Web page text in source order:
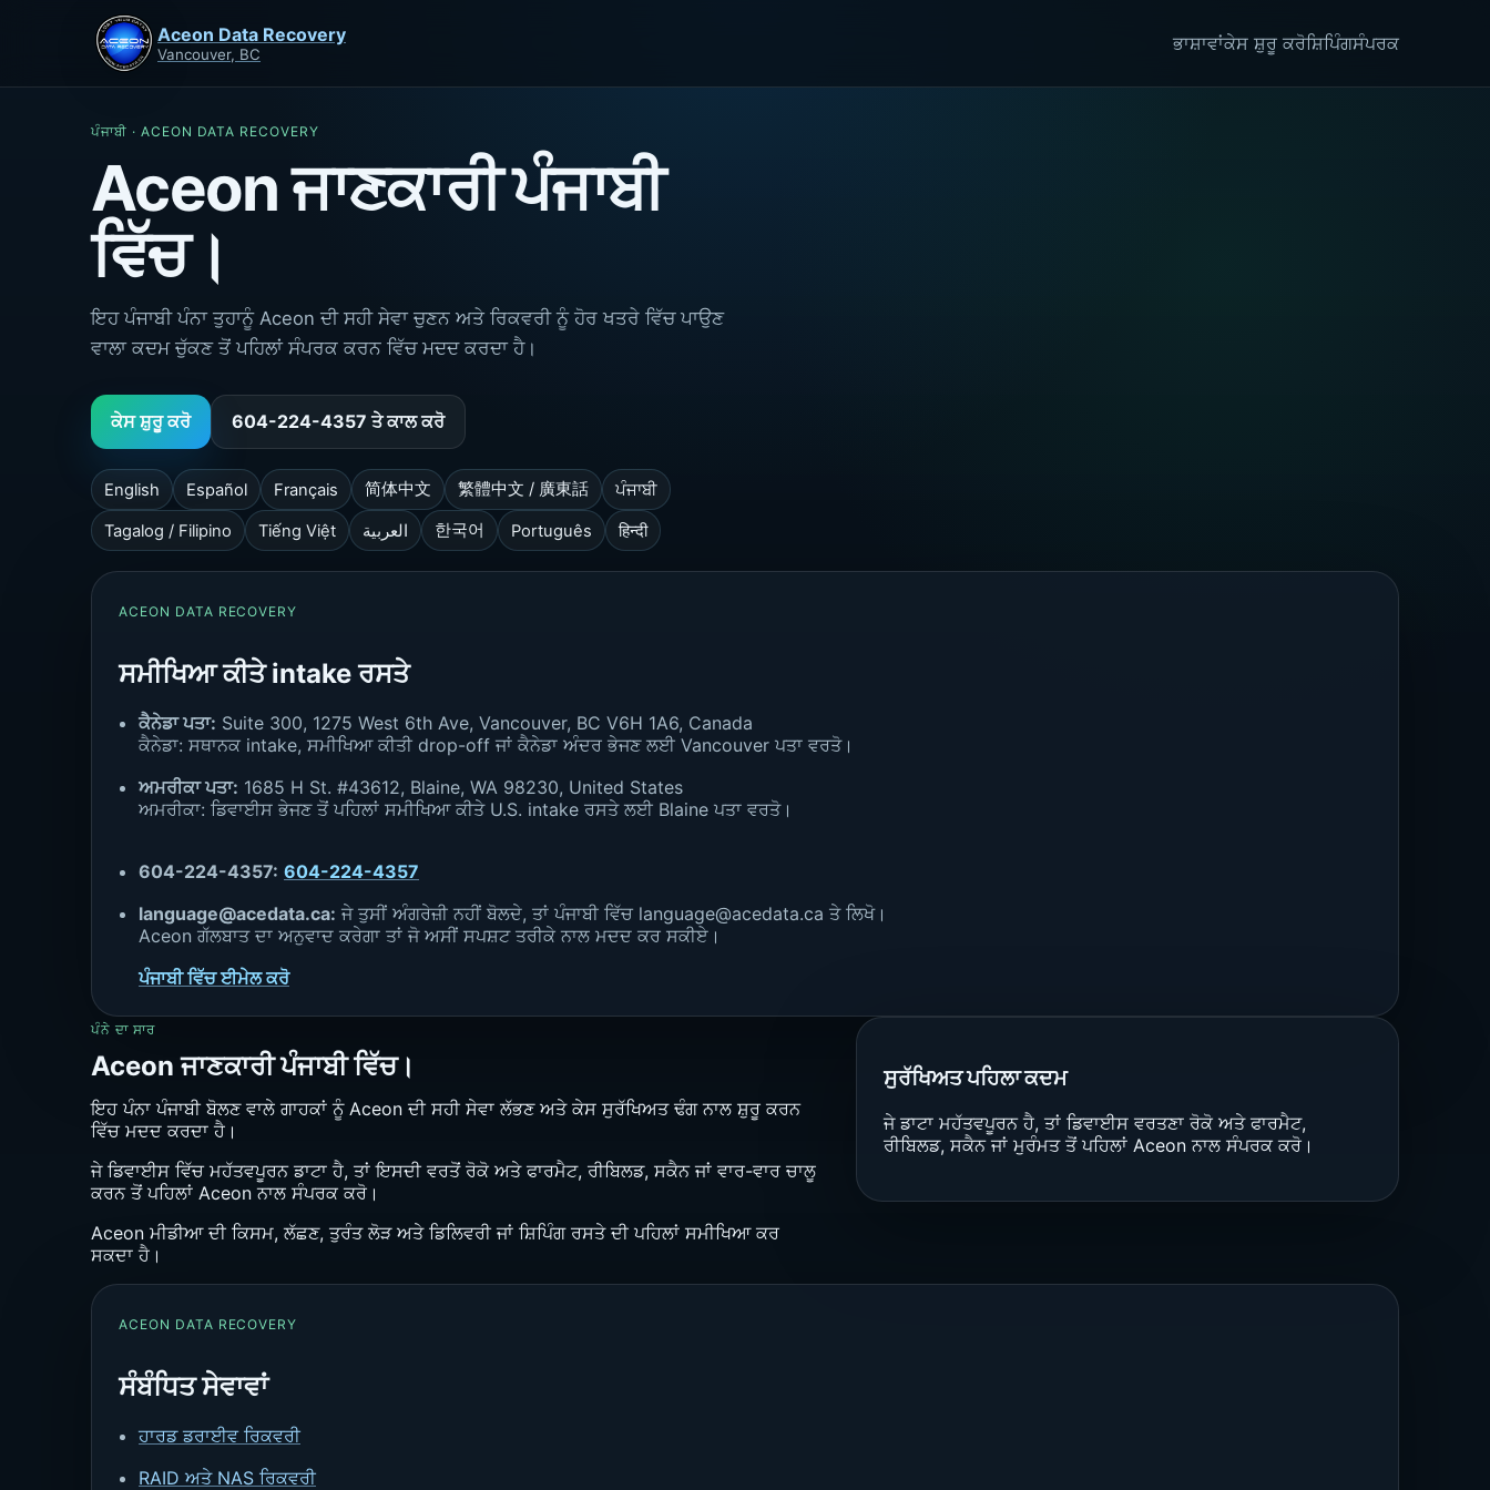
Aceon Data Recovery
Vancouver, BC ਭਾਸ਼ਾਵਾਂਕੇਸ ਸ਼ੁਰੂ ਕਰੋਸ਼ਿਪਿੰਗਸੰਪਰਕ
ਪੰਜਾਬੀ · ACEON DATA RECOVERY
Aceon ਜਾਣਕਾਰੀ ਪੰਜਾਬੀ
ਵਿੱਚ।
ਇਹ ਪੰਜਾਬੀ ਪੰਨਾ ਤੁਹਾਨੂੰ Aceon ਦੀ ਸਹੀ ਸੇਵਾ ਚੁਣਨ ਅਤੇ ਰਿਕਵਰੀ ਨੂੰ ਹੋਰ ਖਤਰੇ ਵਿੱਚ ਪਾਉਣ
ਵਾਲਾ ਕਦਮ ਚੁੱਕਣ ਤੋਂ ਪਹਿਲਾਂ ਸੰਪਰਕ ਕਰਨ ਵਿੱਚ ਮਦਦ ਕਰਦਾ ਹੈ।
ਕੇਸ ਸ਼ੁਰੂ ਕਰੋ 604-224-4357 ਤੇ ਕਾਲ ਕਰੋ
English Español Français 简体中文 繁體中文 / 廣東話 ਪੰਜਾਬੀ
Tagalog / Filipino Tiếng Việt العربية 한국어 Português हिन्दी
ACEON DATA RECOVERY
ਸਮੀਖਿਆ ਕੀਤੇ intake ਰਸਤੇ
ਕੈਨੇਡਾ ਪਤਾ: Suite 300, 1275 West 6th Ave, Vancouver, BC V6H 1A6, Canada
ਕੈਨੇਡਾ: ਸਥਾਨਕ intake, ਸਮੀਖਿਆ ਕੀਤੀ drop-off ਜਾਂ ਕੈਨੇਡਾ ਅੰਦਰ ਭੇਜਣ ਲਈ Vancouver ਪਤਾ ਵਰਤੋ।
ਅਮਰੀਕਾ ਪਤਾ: 1685 H St. #43612, Blaine, WA 98230, United States
ਅਮਰੀਕਾ: ਡਿਵਾਈਸ ਭੇਜਣ ਤੋਂ ਪਹਿਲਾਂ ਸਮੀਖਿਆ ਕੀਤੇ U.S. intake ਰਸਤੇ ਲਈ Blaine ਪਤਾ ਵਰਤੋ।
604-224-4357: 604-224-4357
language@acedata.ca: ਜੇ ਤੁਸੀਂ ਅੰਗਰੇਜ਼ੀ ਨਹੀਂ ਬੋਲਦੇ, ਤਾਂ ਪੰਜਾਬੀ ਵਿੱਚ language@acedata.ca ਤੇ ਲਿਖੋ।
Aceon ਗੱਲਬਾਤ ਦਾ ਅਨੁਵਾਦ ਕਰੇਗਾ ਤਾਂ ਜੋ ਅਸੀਂ ਸਪਸ਼ਟ ਤਰੀਕੇ ਨਾਲ ਮਦਦ ਕਰ ਸਕੀਏ।
ਪੰਜਾਬੀ ਵਿੱਚ ਈਮੇਲ ਕਰੋ
ਪੰਨੇ ਦਾ ਸਾਰ
Aceon ਜਾਣਕਾਰੀ ਪੰਜਾਬੀ ਵਿੱਚ।
ਇਹ ਪੰਨਾ ਪੰਜਾਬੀ ਬੋਲਣ ਵਾਲੇ ਗਾਹਕਾਂ ਨੂੰ Aceon ਦੀ ਸਹੀ ਸੇਵਾ ਲੱਭਣ ਅਤੇ ਕੇਸ ਸੁਰੱਖਿਅਤ ਢੰਗ ਨਾਲ ਸ਼ੁਰੂ ਕਰਨ
ਵਿੱਚ ਮਦਦ ਕਰਦਾ ਹੈ।
ਜੇ ਡਿਵਾਈਸ ਵਿੱਚ ਮਹੱਤਵਪੂਰਨ ਡਾਟਾ ਹੈ, ਤਾਂ ਇਸਦੀ ਵਰਤੋਂ ਰੋਕੋ ਅਤੇ ਫਾਰਮੈਟ, ਰੀਬਿਲਡ, ਸਕੈਨ ਜਾਂ ਵਾਰ-ਵਾਰ ਚਾਲੂ
ਕਰਨ ਤੋਂ ਪਹਿਲਾਂ Aceon ਨਾਲ ਸੰਪਰਕ ਕਰੋ।
Aceon ਮੀਡੀਆ ਦੀ ਕਿਸਮ, ਲੱਛਣ, ਤੁਰੰਤ ਲੋੜ ਅਤੇ ਡਿਲਿਵਰੀ ਜਾਂ ਸ਼ਿਪਿੰਗ ਰਸਤੇ ਦੀ ਪਹਿਲਾਂ ਸਮੀਖਿਆ ਕਰ
ਸਕਦਾ ਹੈ।
ਸੁਰੱਖਿਅਤ ਪਹਿਲਾ ਕਦਮ
ਜੇ ਡਾਟਾ ਮਹੱਤਵਪੂਰਨ ਹੈ, ਤਾਂ ਡਿਵਾਈਸ ਵਰਤਣਾ ਰੋਕੋ ਅਤੇ ਫਾਰਮੈਟ,
ਰੀਬਿਲਡ, ਸਕੈਨ ਜਾਂ ਮੁਰੰਮਤ ਤੋਂ ਪਹਿਲਾਂ Aceon ਨਾਲ ਸੰਪਰਕ ਕਰੋ।
ACEON DATA RECOVERY
ਸੰਬੰਧਿਤ ਸੇਵਾਵਾਂ
ਹਾਰਡ ਡਰਾਈਵ ਰਿਕਵਰੀ
RAID ਅਤੇ NAS ਰਿਕਵਰੀ